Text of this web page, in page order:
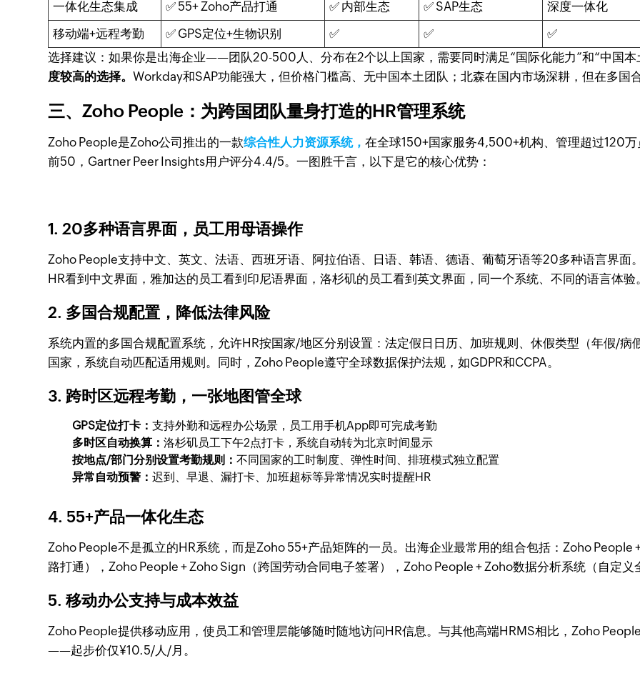
一体化生态集成
✅ 55+ Zoho产品打通 ✅ 内部生态 ✅ SAP生态
深度一体化
移动端+远程考勤
✅ GPS定位+生物识别 ✅ ✅
✅
选择建议：如果你是出海企业——团队20-500人、分布在2个以上国家，需要同时满足“国际化能力”和“中国
度较高的选择。Workday和SAP功能强大，但价格门槛高、无中国本土团队；北森在国内市场深耕，但在多国
三、Zoho People：为跨国团队量身打造的HR管理系统
Zoho People是Zoho公司推出的一款综合性人力资源系统，在全球150+国家服务4,500+机构、管理超过120
前50，Gartner Peer Insights用户评分4.4/5。一图胜千言，以下是它的核心优势：
1. 20多种语言界面，员工用母语操作
Zoho People支持中文、英文、法语、西班牙语、阿拉伯语、日语、韩语、德语、葡萄牙语等20多种语言界
HR看到中文界面，雅加达的员工看到印尼语界面，洛杉矶的员工看到英文界面，同一个系统、不同的语言体验
2. 多国合规配置，降低法律风险
系统内置的多国合规配置系统，允许HR按国家/地区分别设置：法定假日日历、加班规则、休假类型（年假/
国家，系统自动匹配适用规则。同时，Zoho People遵守全球数据保护法规，如GDPR和CCPA。
3. 跨时区远程考勤，一张地图管全球
GPS定位打卡：支持外勤和远程办公场景，员工用手机App即可完成考勤
多时区自动换算：洛杉矶员工下午2点打卡，系统自动转为北京时间显示
按地点/部门分别设置考勤规则：不同国家的工时制度、弹性时间、排班模式独立配置
异常自动预警：迟到、早退、漏打卡、加班超标等异常情况实时提醒HR
4. 55+产品一体化生态
Zoho People不是孤立的HR系统，而是Zoho 55+产品矩阵的一员。出海企业最常用的组合包括：Zoho
路打通），Zoho People + Zoho Sign（跨国劳动合同电子签署），Zoho People + Zoho数据分析系统（自定义
5. 移动办公支持与成本效益
Zoho People提供移动应用，使员工和管理层能够随时随地访问HR信息。与其他高端HRMS相比，Zoho
——起步价仅¥10.5/人/月。